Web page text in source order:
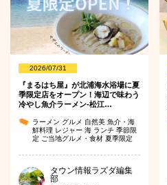
2026/07/31
『まるはち屋』が北浦海水浴場に夏
季限定店をオープン！海辺で味わう
冷やし魚介ラーメン-松江…
ラーメン グルメ 自然美 魚介・海
鮮料理 レジャー 海 ランチ 季節限
定 ご当地グルメ・食材 夏季限定
タウン情報ラズダ編集
部